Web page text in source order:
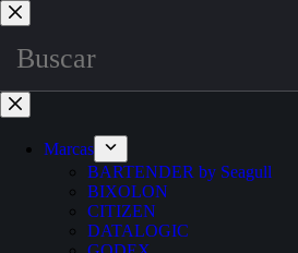
Saltar
al
contenido
Marcas
BARTENDER by Seagull
BIXOLON
CITIZEN
DATALOGIC